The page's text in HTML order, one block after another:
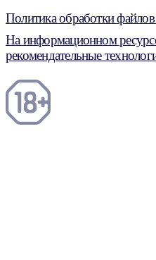
Политика обработки
На информационном
рекомендательные